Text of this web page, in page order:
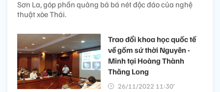
Sơn La, góp phần quảng bá bá nét độc đáo của nghệ
thuật xòe Thái.
Trao đổi khoa học quốc tế
về gốm sứ thời Nguyên -
Minh tại Hoàng Thành
Thăng Long
26/11/2022 11:30’